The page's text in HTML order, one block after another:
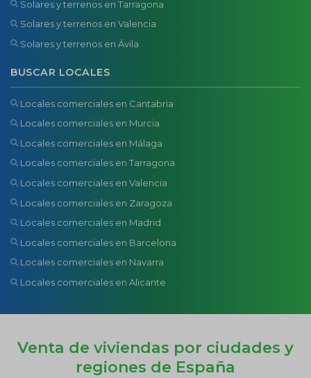
Solares y terrenos en Tarragona
Solares y terrenos en Valencia
Solares y terrenos en Ávila
BUSCAR LOCALES
Locales comerciales en Cantabria
Locales comerciales en Murcia
Locales comerciales en Málaga
Locales comerciales en Tarragona
Locales comerciales en Valencia
Locales comerciales en Zaragoza
Locales comerciales en Madrid
Locales comerciales en Barcelona
Locales comerciales en Navarra
Locales comerciales en Alicante
Venta de viviendas por ciudades y
regiones de España